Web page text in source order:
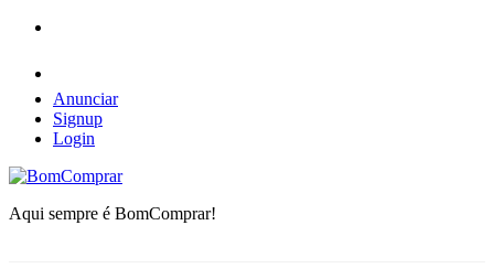
Anunciar
Signup
Login
BomComprar
Aqui sempre é BomComprar!